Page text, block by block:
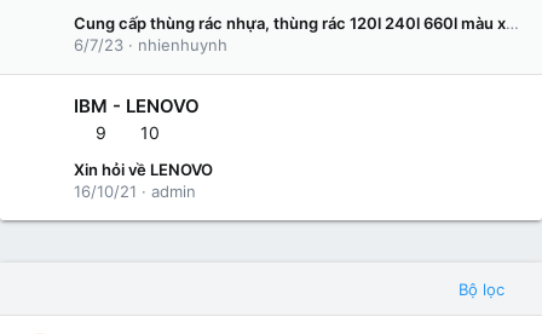
Cung cấp thùng rác nhựa, thùng rác 120l 240l 660l màu xanh giá rẻ tại an giang- lh 0911082000
6/7/23
nhienhuynh
IBM - LENOVO
9 10
Xin hỏi về LENOVO
16/10/21
admin
Bộ lọc